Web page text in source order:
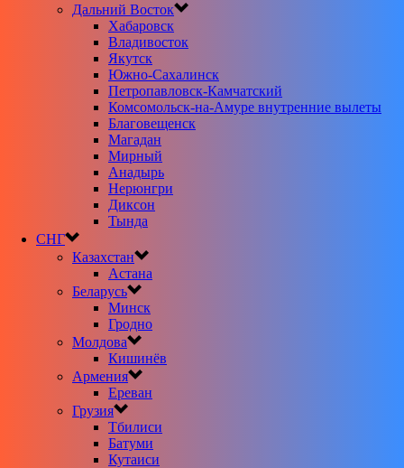
Дальний Восток
Хабаровск
Владивосток
Якутск
Южно-Сахалинск
Петропавловск-Камчатский
Комсомольск-на-Амуре внутренние вылеты
Благовещенск
Магадан
Мирный
Анадырь
Нерюнгри
Диксон
Тында
СНГ
Казахстан
Астана
Беларусь
Минск
Гродно
Молдова
Кишинёв
Армения
Ереван
Грузия
Тбилиси
Батуми
Кутаиси